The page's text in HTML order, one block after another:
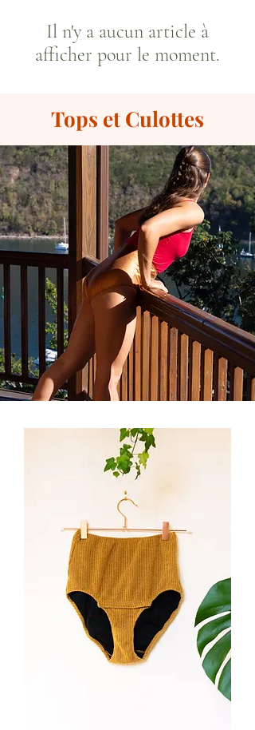
Il n'y a aucun article à
afficher pour le moment.
Tops et Culottes